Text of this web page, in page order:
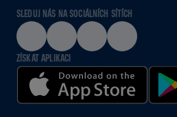
SLEDUJ NÁS NA SOCIÁLNÍCH SÍTÍCH
ZÍSKAT APLIKACI